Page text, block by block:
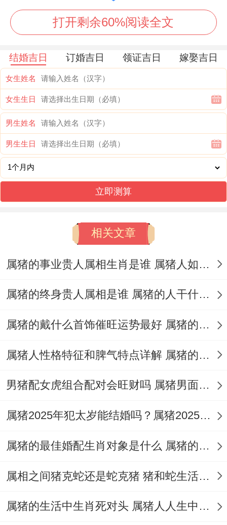
其实吧，
若不方便前往,或者家附近无供奉的场所 - 没
问题提前按民俗奉请一个属猪2025专属化冲
岁的‘祥安阁联吉锦袋’，放在卧室床头附
近，寓意岁煞远离、2025吉祥安康、鸿运连
连。
在有伴侣的属猪朋友计划结婚或稳定感情
者、行尝试双方手腕处佩戴一条辅助感情宫
稳定的‘
’~寓意单身者早
日遇见正缘、喜结良缘;有伴侣者佩戴减少烂
三、属猪的2025年哪月结婚最好
农历二月（己卯月）
2025的农历二月（己卯月），卯月为属猪的
一个充满生机与希望的月份！
其实吧，属猪朋友选择在着个月份结婚，寓
着个月有【紫薇】星照拂属猪命宫，紫薇星
是吉祥之星 - 标记着尊贵和吉祥.
提升婚姻的档次跟幸福感，为未来的生活打
下坚实的基础。
打开剩余60%阅读全文
结婚吉日 订婚吉日 领证吉日 嫁娶吉日
女生姓名
女生生日
男生姓名
男生生日
立即测算
相关文章
属猪的事业贵人属相生肖是谁 属猪人如何提高事业的运气
属猪的终身贵人属相是谁 属猪的人干什么行业最挣钱
属猪的戴什么首饰催旺运势最好 属猪的最旺最幸运颜色是什么色
属猪人性格特征和脾气特点详解 属猪的人品怎么样很差吗
男猪配女虎组合配对会旺财吗 属猪男面对婚姻感情能专一吗
属猪2025年犯太岁能结婚吗？属猪2025结婚吉日有哪些
属猪的最佳婚配生肖对象是什么 属猪的婚姻状况能平稳一生吗
属相之间猪克蛇还是蛇克猪 猪和蛇生活中该怎么避免相克
属猪的生活中生肖死对头 属猪人人生中贵人属相是什么